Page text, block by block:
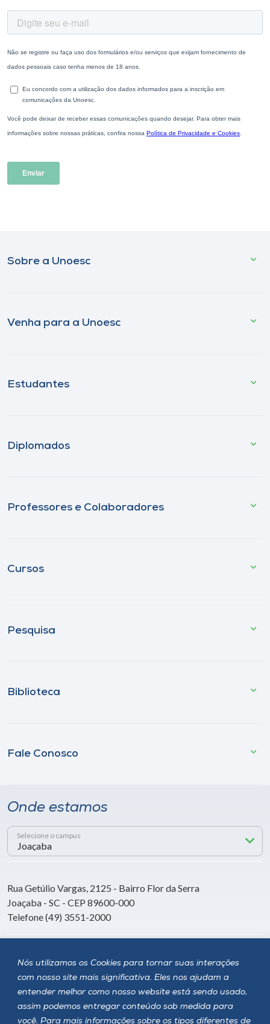
Nós utilizamos os Cookies para tornar suas interações
com nosso site mais significativa. Eles nos ajudam a
entender melhor como nosso website está sendo usado,
assim podemos entregar conteúdo sob medida para
você. Para mais informações sobre os tipos diferentes de
Sobre a Unoesc
Venha para a Unoesc
Estudantes
Diplomados
Professores e Colaboradores
Cursos
Pesquisa
Biblioteca
Fale Conosco
Onde estamos
Selecione o campus
Rua Getúlio Vargas, 2125 - Bairro Flor da Serra
Joaçaba - SC - CEP 89600-000
Telefone (49) 3551-2000
Siga a Unoesc